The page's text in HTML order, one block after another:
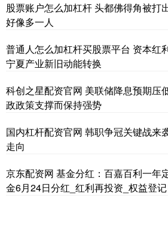
股票账户怎么加杠杆 头都佛得角被打
好像多一人
普通人怎么加杠杆买股票平台 资本红
宁夏产业新旧动能转换
科创之星配资官网 美联储降息预期压
政政策支撑而保持强势
国内杠杆配资官网 韩职争冠关键战来
走向
京东配资网 基金分红：百嘉百利一年
金6月24日分红_红利再投资_权益登